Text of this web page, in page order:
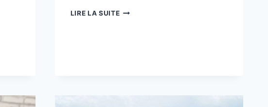
LIRE LA SUITEVOYAGER